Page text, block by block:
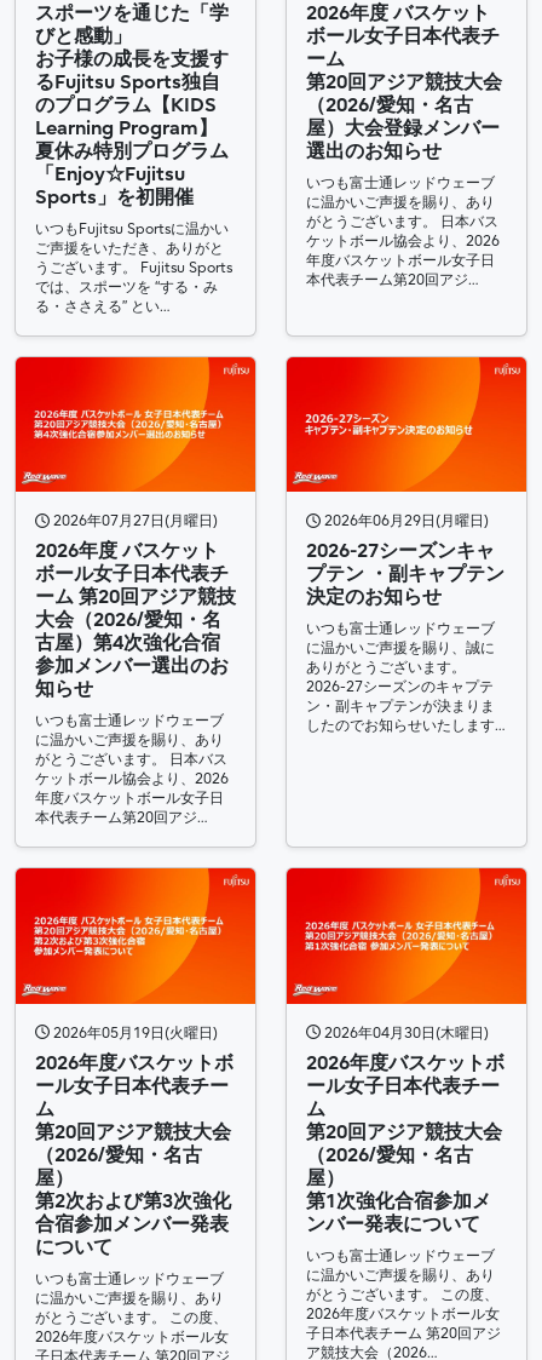
スポーツを通じた「学
びと感動」
お子様の成長を支援す
るFujitsu Sports独自
のプログラム【KIDS
Learning Program】
夏休み特別プログラム
「Enjoy☆Fujitsu
Sports」を初開催
いつもFujitsu Sportsに温かい
ご声援をいただき、ありがと
うございます。 Fujitsu Sports
では、スポーツを “する・み
る・ささえる” とい…
2026年度 バスケット
ボール女子日本代表チ
ーム
第20回アジア競技大会
（2026/愛知・名古
屋）大会登録メンバー
選出のお知らせ
いつも富士通レッドウェーブ
に温かいご声援を賜り、あり
がとうございます。 日本バス
ケットボール協会より、2026
年度バスケットボール女子日
本代表チーム第20回アジ…
2026年07月27日(月曜日)
2026年度 バスケット
ボール女子日本代表チ
ーム 第20回アジア競技
大会（2026/愛知・名
古屋）第4次強化合宿
参加メンバー選出のお
知らせ
いつも富士通レッドウェーブ
に温かいご声援を賜り、あり
がとうございます。 日本バス
ケットボール協会より、2026
年度バスケットボール女子日
本代表チーム第20回アジ…
2026年06月29日(月曜日)
2026-27シーズンキャ
プテン ・副キャプテン
決定のお知らせ
いつも富士通レッドウェーブ
に温かいご声援を賜り、誠に
ありがとうございます。
2026-27シーズンのキャプテ
ン・副キャプテンが決まりま
したのでお知らせいたします…
2026年05月19日(火曜日)
2026年度バスケットボ
ール女子日本代表チー
ム
第20回アジア競技大会
（2026/愛知・名古
屋）
第2次および第3次強化
合宿参加メンバー発表
について
いつも富士通レッドウェーブ
に温かいご声援を賜り、あり
がとうございます。 この度、
2026年度バスケットボール女
子日本代表チーム 第20回アジ
2026年04月30日(木曜日)
2026年度バスケットボ
ール女子日本代表チー
ム
第20回アジア競技大会
（2026/愛知・名古
屋）
第1次強化合宿参加メ
ンバー発表について
いつも富士通レッドウェーブ
に温かいご声援を賜り、あり
がとうございます。 この度、
2026年度バスケットボール女
子日本代表チーム 第20回アジ
ア競技大会（2026…